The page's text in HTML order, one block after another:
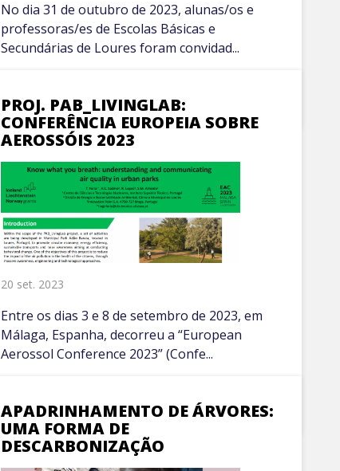
No dia 31 de outubro de 2023, alunas/os e
professoras/es de Escolas Básicas e
Secundárias de Loures foram convidad...
PROJ. PAB_LIVINGLAB:
CONFERÊNCIA EUROPEIA SOBRE
AEROSSÓIS 2023
20 set. 2023
Entre os dias 3 e 8 de setembro de 2023, em
Málaga, Espanha, decorreu a “European
Aerossol Conference 2023” (Confe...
APADRINHAMENTO DE ÁRVORES:
UMA FORMA DE
DESCARBONIZAÇÃO